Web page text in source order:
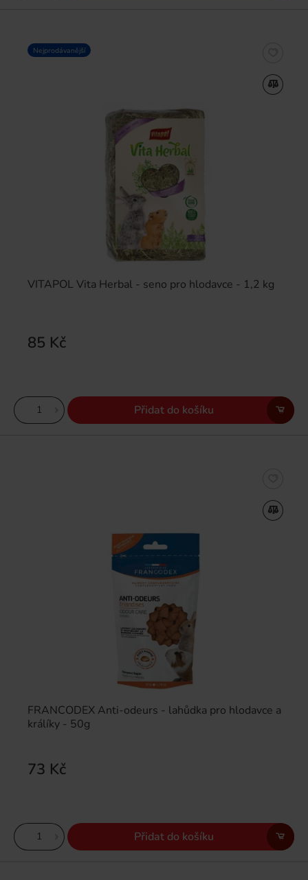
VITAPOL Vita Herbal - seno pro hlodavce - 1,2 kg
85 Kč
Nejprodávanější
Přidat do košíku
FRANCODEX Anti-odeurs - lahůdka pro hlodavce a
králíky - 50g
73 Kč
Přidat do košíku